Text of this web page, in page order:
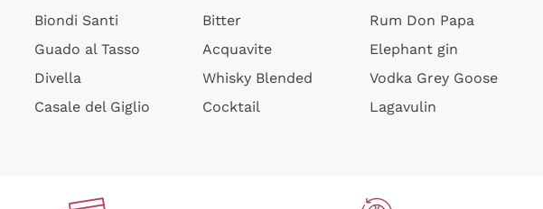
Biondi Santi
Guado al Tasso
Divella
Casale del Giglio
Bitter
Acquavite
Whisky Blended
Cocktail
Rum Don Papa
Elephant gin
Vodka Grey Goose
Lagavulin